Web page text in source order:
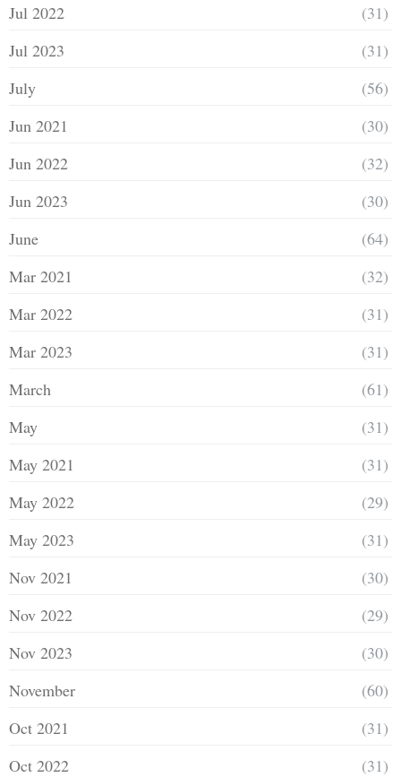
Jul 2022
(31)
Jul 2023
(31)
July
(56)
Jun 2021
(30)
Jun 2022
(32)
Jun 2023
(30)
June
(64)
Mar 2021
(32)
Mar 2022
(31)
Mar 2023
(31)
March
(61)
May
(31)
May 2021
(31)
May 2022
(29)
May 2023
(31)
Nov 2021
(30)
Nov 2022
(29)
Nov 2023
(30)
November
(60)
Oct 2021
(31)
Oct 2022
(31)